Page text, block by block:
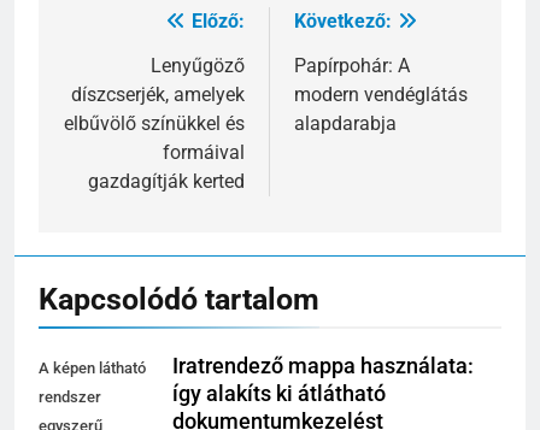
Bejegyzés
navigációLenyűgöző
díszcserjék, amelyek
elbűvölő színükkel és
formáival
Papírpohár: A
modern vendéglátás
Kapcsolódó tartalom
A képen látható
rendszer
Iratrendező mappa használata:
így alakíts ki átlátható